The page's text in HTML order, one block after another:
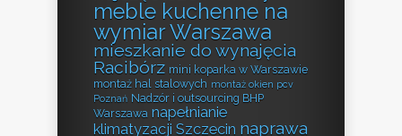
meble kuchenne na
wymiar Warszawa
mieszkanie do wynajęcia
Racibórz mini koparka w Warszawie
montaż hal stalowych montaż okien pcv
Poznań Nadzór i outsourcing BHP
Warszawa napełnianie
klimatyzacji Szczecin naprawa